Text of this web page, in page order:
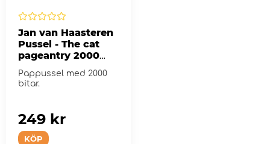
Jan van Haasteren
Pussel - The cat
pageantry 2000
Bitar
Pappussel med 2000
bitar.
KÖP
249 kr